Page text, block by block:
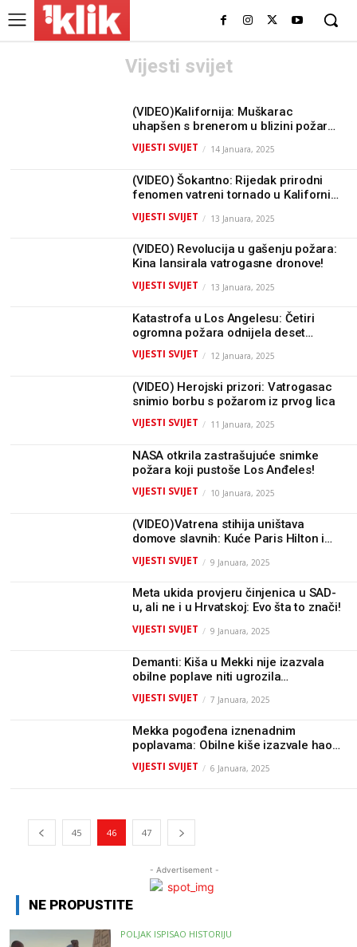
Vijesti svijet
(VIDEO)Kalifornija: Muškarac
uhapšen s brenerom u blizini požara
Kenneth Fire
VIJESTI SVIJET 14 Januara, 2025
(VIDEO) Šokantno: Rijedak prirodni
fenomen vatreni tornado u Kaliforniji
VIJESTI SVIJET 13 Januara, 2025
(VIDEO) Revolucija u gašenju požara:
Kina lansirala vatrogasne dronove!
VIJESTI SVIJET 13 Januara, 2025
Katastrofa u Los Angelesu: Četiri
ogromna požara odnijela deset
života, evakuisano preko 300.000
ljudi
VIJESTI SVIJET 12 Januara, 2025
(VIDEO) Herojski prizori: Vatrogasac
snimio borbu s požarom iz prvog lica
VIJESTI SVIJET 11 Januara, 2025
NASA otkrila zastrašujuće snimke
požara koji pustoše Los Anđeles!
VIJESTI SVIJET 10 Januara, 2025
(VIDEO)Vatrena stihija uništava
domove slavnih: Kuće Paris Hilton i
VIJESTI SVIJET 9 Januara, 2025
Meta ukida provjeru činjenica u SAD-
u, ali ne i u Hrvatskoj: Evo šta to znači!
VIJESTI SVIJET 9 Januara, 2025
Demanti: Kiša u Mekki nije izazvala
obilne poplave niti ugrozila
hodočašća
VIJESTI SVIJET 7 Januara, 2025
Mekka pogođena iznenadnim
poplavama: Obilne kiše izazvale haos
u svetom gradu (VIDEO)
VIJESTI SVIJET 6 Januara, 2025
45 46 47
- Advertisement -
NE PROPUSTITE
POLJAK ISPISAO HISTORIJU